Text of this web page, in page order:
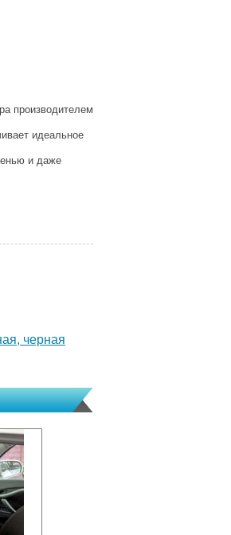
производителем
идеальное
и даже
черная